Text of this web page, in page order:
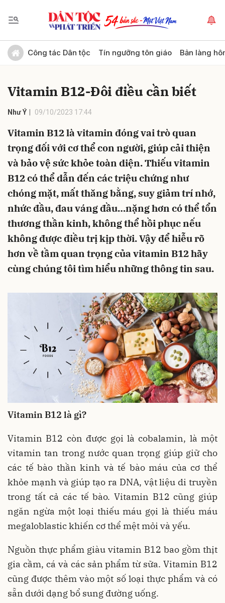
Công tác Dân tộc Tín ngưỡng tôn giáo Bản làng
Vitamin B12-Đôi điều cần biết
Như Ý 09/10/2023 17:44
Vitamin B12 là vitamin đóng vai trò quan
trọng đối với cơ thể con người, giúp cải thiện
và bảo vệ sức khỏe toàn diện. Thiếu vitamin
B12 có thể dẫn đến các triệu chứng như
chóng mặt, mất thăng bằng, suy giảm trí nhớ,
nhức đầu, đau váng đầu…nặng hơn có thể tổn
thương thần kinh, không thể hồi phục nếu
không được điều trị kịp thời. Vậy để hiễu rõ
hơn về tầm quan trọng của vitamin B12 hãy
cùng chúng tôi tìm hiểu những thông tin sau.
Vitamin B12 là gì?
Vitamin B12 còn được gọi là cobalamin, là một
vitamin tan trong nước quan trọng giúp giữ cho
các tế bào thần kinh và tế bào máu của cơ thể
khỏe mạnh và giúp tạo ra DNA, vật liệu di truyền
trong tất cả các tế bào. Vitamin B12 cũng giúp
ngăn ngừa một loại thiếu máu gọi là thiếu máu
megaloblastic khiến cơ thể mệt mỏi và yếu.
Nguồn thực phẩm giàu vitamin B12 bao gồm thịt
gia cầm, cá và các sản phẩm từ sữa. Vitamin B12
cũng được thêm vào một số loại thực phẩm và có
sẵn dưới dạng bổ sung đường uống.
Gửi bình luận
Hủy Gửi